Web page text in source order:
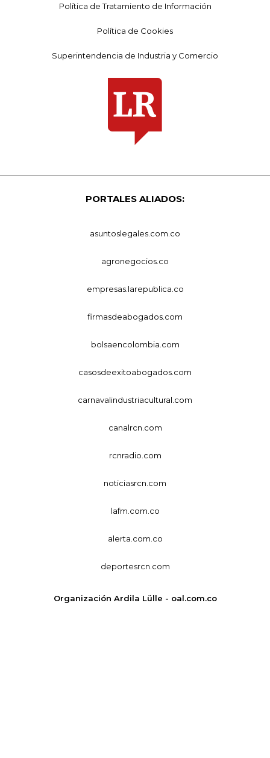
Política de Tratamiento de Información
Política de Cookies
Superintendencia de Industria y Comercio
PORTALES ALIADOS:
asuntoslegales.com.co
agronegocios.co
empresas.larepublica.co
firmasdeabogados.com
bolsaencolombia.com
casosdeexitoabogados.com
carnavalindustriacultural.com
canalrcn.com
rcnradio.com
noticiasrcn.com
lafm.com.co
alerta.com.co
deportesrcn.com
Organización Ardila Lülle - oal.com.co